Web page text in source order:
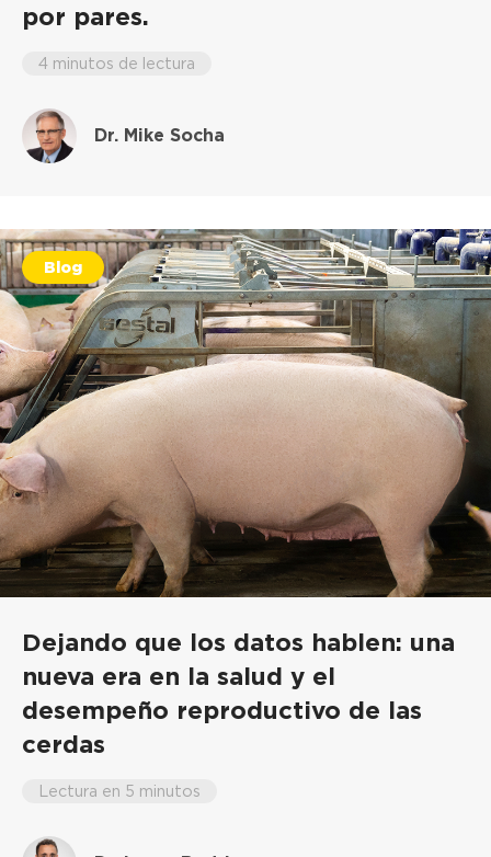
por pares.
4 minutos de lectura
Dr. Mike Socha
Blog
Dejando que los datos hablen: una
nueva era en la salud y el
desempeño reproductivo de las
cerdas
Lectura en 5 minutos